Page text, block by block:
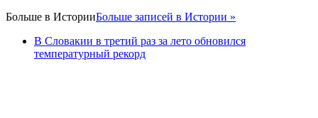
Больше в ИсторииБольше записей в Истории »
В Словакии в третий раз за лето обновился
температурный рекорд